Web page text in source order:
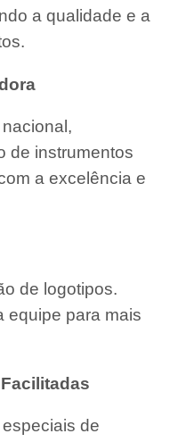
a qualidade e a
de instrumentos
a excelência e
de logotipos.
equipe para mais
de